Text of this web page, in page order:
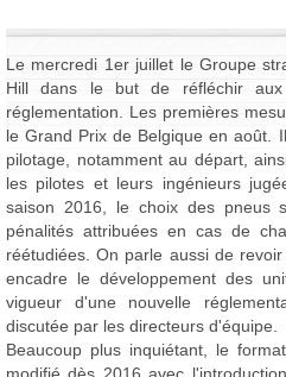
Le mercredi 1er juillet le Groupe
Hill dans le but de réfléchir
réglementation. Les premières
le Grand Prix de Belgique en août.
pilotage, notamment au départ,
les pilotes et leurs ingénieurs
saison 2016, le choix des pneus
pénalités attribuées en cas de
réétudiées. On parle aussi de
encadre le développement des
vigueur d'une nouvelle
discutée par les directeurs d'équipe.
Beaucoup plus inquiétant, le